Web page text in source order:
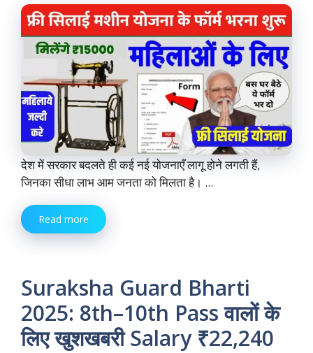
देश में सरकार बदलते ही कई नई योजनाएँ लागू होने लगती हैं,
जिनका सीधा लाभ आम जनता को मिलता है। ...
Read more
Suraksha Guard Bharti
2025: 8th–10th Pass वालों के
लिए खुशखबरी Salary ₹22,240